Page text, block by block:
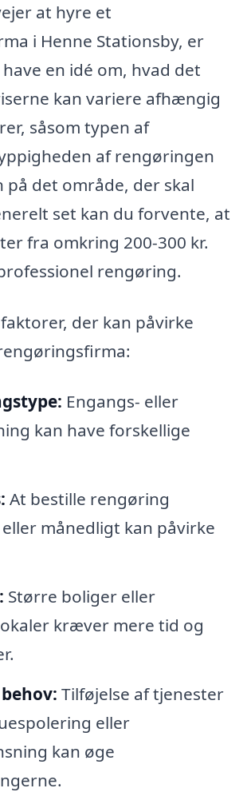
at hyre et
i Henne Stationsby, er
en idé om, hvad det
kan variere afhængig
såsom typen af
af rengøringen
på det område, der skal
set kan du forvente, at
fra omkring 200-300 kr.
rengøring.
der kan påvirke
Engangs- eller
kan have forskellige
At bestille rengøring
månedligt kan påvirke
Større boliger eller
kræver mere tid og
Tilføjelse af tjenester
eller
kan øge